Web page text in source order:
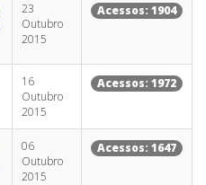
23
Outubro
2015
Acessos: 1904
16
Outubro
2015
Acessos: 1972
06
Outubro
2015
Acessos: 1647